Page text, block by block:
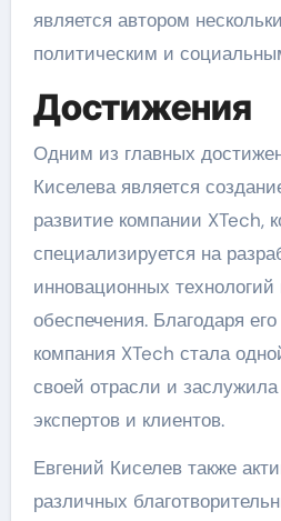
является автором
политическим и
Достижения
Одним из главных
Киселева является
развитие компании XTech,
специализируется на
инновационных
обеспечения. Благодаря
компания XTech стала
своей отрасли и
экспертов и клиентов.
Евгений Киселев также
различных